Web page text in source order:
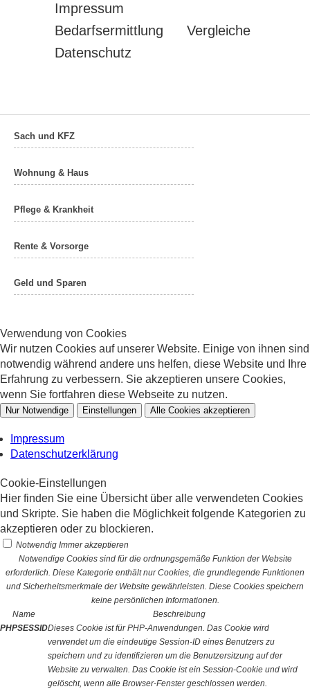
Impressum
Bedarfsermittlung
Vergleiche
Datenschutz
Sach und KFZ
Wohnung & Haus
Pflege & Krankheit
Rente & Vorsorge
Geld und Sparen
Verwendung von Cookies
Wir nutzen Cookies auf unserer Website. Einige von ihnen sind
notwendig während andere uns helfen, diese Website und Ihre
Erfahrung zu verbessern. Sie akzeptieren unsere Cookies,
wenn Sie fortfahren diese Webseite zu nutzen.
Nur Notwendige Einstellungen Alle Cookies akzeptieren
Impressum
Datenschutzerklärung
Cookie-Einstellungen
Hier finden Sie eine Übersicht über alle verwendeten Cookies
und Skripte. Sie haben die Möglichkeit folgende Kategorien zu
akzeptieren oder zu blockieren.
Notwendig Immer akzeptieren
Notwendige Cookies sind für die ordnungsgemäße Funktion der Website
erforderlich. Diese Kategorie enthält nur Cookies, die grundlegende Funktionen
und Sicherheitsmerkmale der Website gewährleisten. Diese Cookies speichern
keine persönlichen Informationen.
Name
Beschreibung
PHPSESSIDDieses Cookie ist für PHP-Anwendungen. Das Cookie wird
verwendet um die eindeutige Session-ID eines Benutzers zu
speichern und zu identifizieren um die Benutzersitzung auf der
Website zu verwalten. Das Cookie ist ein Session-Cookie und wird
gelöscht, wenn alle Browser-Fenster geschlossen werden.